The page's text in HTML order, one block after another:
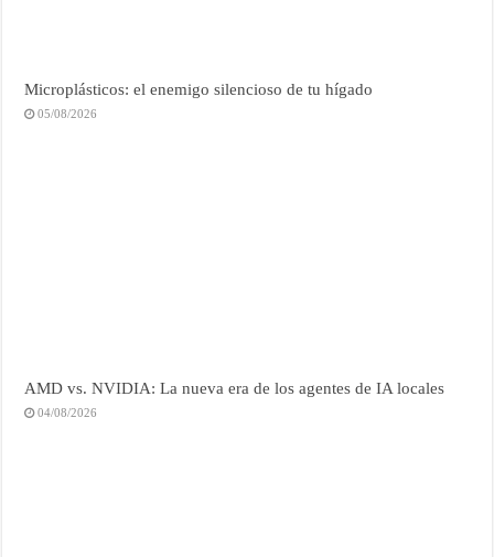
Microplásticos: el enemigo silencioso de tu hígado
05/08/2026
AMD vs. NVIDIA: La nueva era de los agentes de IA locales
04/08/2026